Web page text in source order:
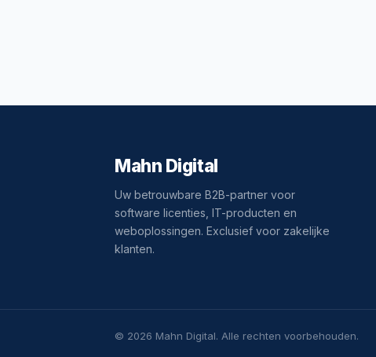
Mahn Digital
Uw betrouwbare B2B-partner voor
software licenties, IT-producten en
weboplossingen. Exclusief voor zakelijke
klanten.
© 2026 Mahn Digital. Alle rechten voorbehouden.